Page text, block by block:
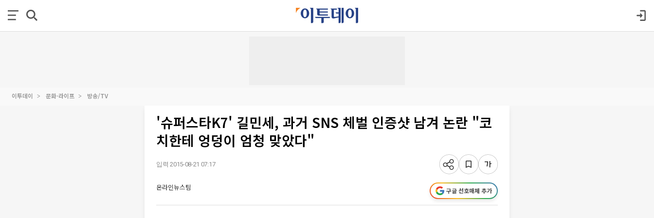
이투데이 문화·라이프 방송/TV
'슈퍼스타K7' 길민세, 과거 SNS 체벌 인증샷 남겨 논란 "코
치한테 엉덩이 엄청 맞았다"
입력 2015-08-21 07:17
온라인뉴스팀 구글 선호매체 추가